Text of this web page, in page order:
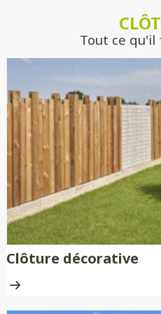
engagement.
Tout ce qu'il
Clôture décorative